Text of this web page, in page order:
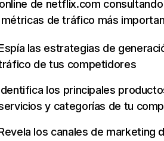
online de netflix.com
métricas de tráfico más
las estrategias de
de tus competidores
los principales
y categorías de tu
los canales de marketing